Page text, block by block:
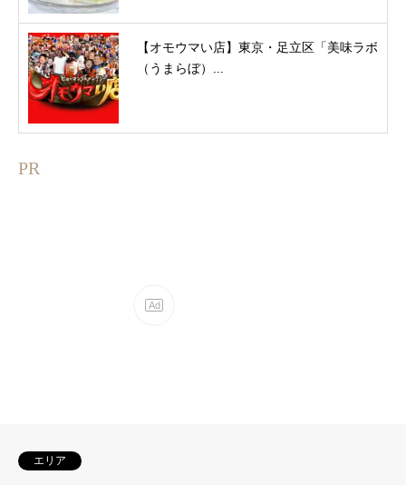
【オモウマい店】東京・足立区「美味ラボ
（うまらぼ）...
PR
エリア